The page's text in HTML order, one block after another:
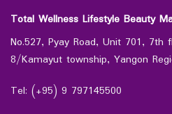
Total Wellness Lifestyle Beauty
No.527, Pyay Road, Unit 701, 7th
8/Kamayut township, Yangon
Tel: (+95) 9 797145500